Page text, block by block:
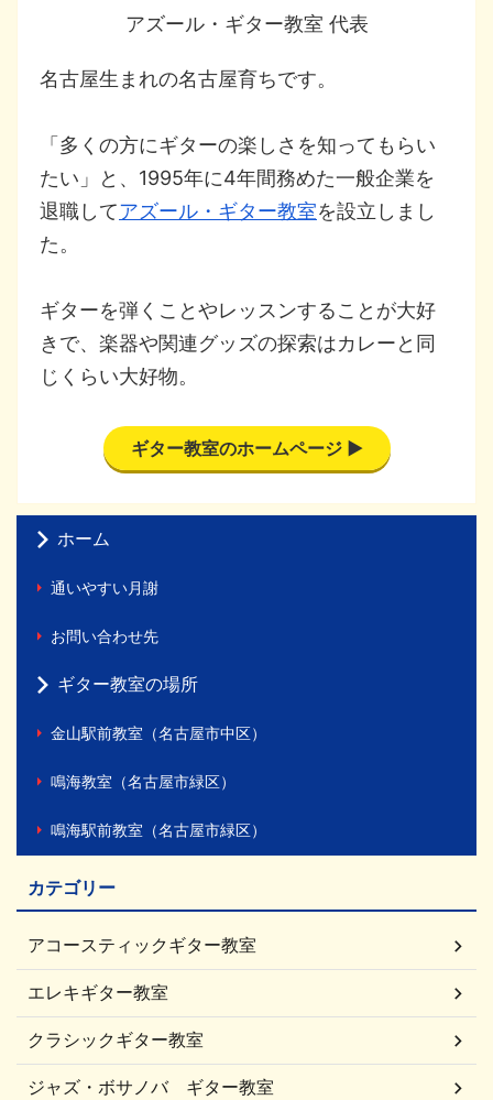
アズール・ギター教室 代表
名古屋生まれの名古屋育ちです。
「多くの方にギターの楽しさを知ってもらい
たい」と、1995年に4年間務めた一般企業を
退職してアズール・ギター教室を設立しまし
た。
ギターを弾くことやレッスンすることが大好
きで、楽器や関連グッズの探索はカレーと同
じくらい大好物。
ギター教室のホームページ ▶
ホーム
通いやすい月謝
お問い合わせ先
ギター教室の場所
金山駅前教室（名古屋市中区）
鳴海教室（名古屋市緑区）
鳴海駅前教室（名古屋市緑区）
カテゴリー
アコースティックギター教室
エレキギター教室
クラシックギター教室
ジャズ・ボサノバ ギター教室